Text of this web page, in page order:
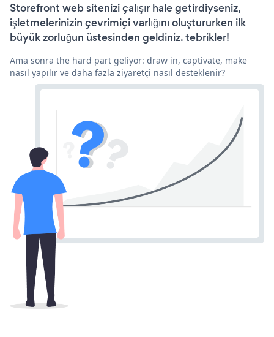
Storefront web sitenizi çalışır hale getirdiyseniz,
işletmelerinizin çevrimiçi varlığını oluştururken ilk
büyük zorluğun üstesinden geldiniz. tebrikler!
Ama sonra the hard part geliyor: draw in, captivate, make
nasıl yapılır ve daha fazla ziyaretçi nasıl desteklenir?